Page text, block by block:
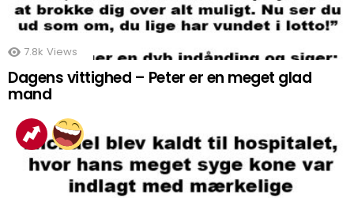
7.8k Views
Dagens vittighed – Peter er en meget glad
mand